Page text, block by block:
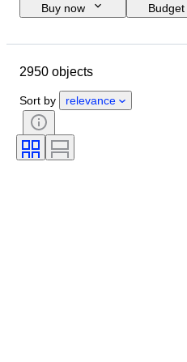
Buy now
Budget
衣類サイズ
Country of origin
コンディション
カラー
パターン
2950 objects
Sort by relevance